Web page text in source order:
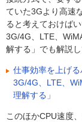
ていた3Gより高速
ると考えておけば
3G/4G、LTE、
解する」でも解説し
仕事効率を上げる
3G/4G、LTE、
理解する」
このほかCPU速度